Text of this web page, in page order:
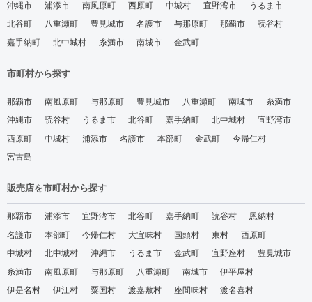
沖縄市 浦添市 南風原町 西原町 中城村 宜野湾市
うるま市
北谷町
八重瀬町 豊見城市 名護市 与那原町 那覇市
読谷村
嘉手納町
北中城村 糸満市 南城市 金武町
市町村から探す
那覇市 南風原町 与那原町 豊見城市 八重瀬町 南城市
糸満市
沖縄市
読谷村 うるま市 北谷町 嘉手納町 北中城村
宜野湾市
西原町
中城村 浦添市 名護市 本部町 金武町
今帰仁村
宮古島
販売店を市町村から探す
那覇市 浦添市 宜野湾市 北谷町 嘉手納町 読谷村
恩納村
名護市
本部町 今帰仁村 大宜味村 国頭村 東村
西原町
中城村
北中城村 沖縄市 うるま市 金武町 宜野座村
豊見城市
糸満市
南風原町 与那原町 八重瀬町 南城市
伊平屋村
伊是名村
伊江村 粟国村 渡嘉敷村 座間味村
渡名喜村